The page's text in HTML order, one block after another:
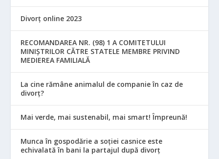
Divorț online 2023
RECOMANDAREA NR. (98) 1 A COMITETULUI
MINIŞTRILOR CĂTRE STATELE MEMBRE PRIVIND
MEDIEREA FAMILIALĂ
La cine rămâne animalul de companie în caz de
divorț?
Mai verde, mai sustenabil, mai smart! Împreună!
Munca în gospodărie a soției casnice este
echivalată în bani la partajul după divorț